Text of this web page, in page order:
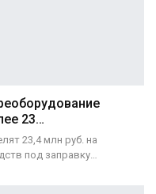
23…
23,4 млн руб. на
под заправку…